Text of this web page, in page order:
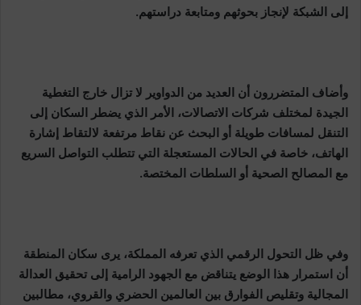
إلى الشبكة لإنجاز بحوثهم ومتابعة دراستهم.
وأضاف المتضررون أن العديد من الدواوير لا تزال خارج التغطية
الجيدة لمختلف شركات الاتصالات، الأمر الذي يضطر السكان إلى
التنقل لمسافات طويلة أو البحث عن نقاط مرتفعة لالتقاط إشارة
الهاتف، خاصة في الحالات المستعجلة التي تتطلب التواصل السريع
مع المصالح الصحية أو السلطات المختصة.
وفي ظل التحول الرقمي الذي تعرفه المملكة، يرى سكان المنطقة
أن استمرار هذا الوضع يتناقض مع الجهود الرامية إلى تحقيق العدالة
المجالية وتقليص الفوارق بين العالمين الحضري والقروي، مطالبين